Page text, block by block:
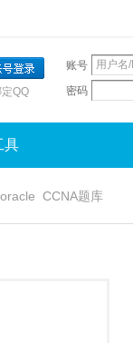
账号
密码
QQ
具
oracle CCNA题库